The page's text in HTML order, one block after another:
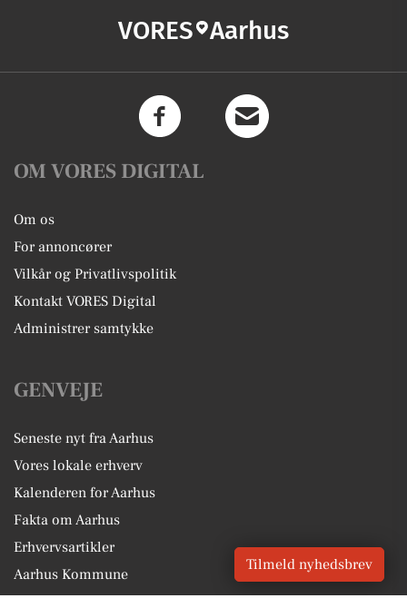
VORES Aarhus
OM VORES DIGITAL
Om os
For annoncører
Vilkår og Privatlivspolitik
Kontakt VORES Digital
Administrer samtykke
GENVEJE
Seneste nyt fra Aarhus
Vores lokale erhverv
Kalenderen for Aarhus
Fakta om Aarhus
Erhvervsartikler
Aarhus Kommune
Tilmeld nyhedsbrev